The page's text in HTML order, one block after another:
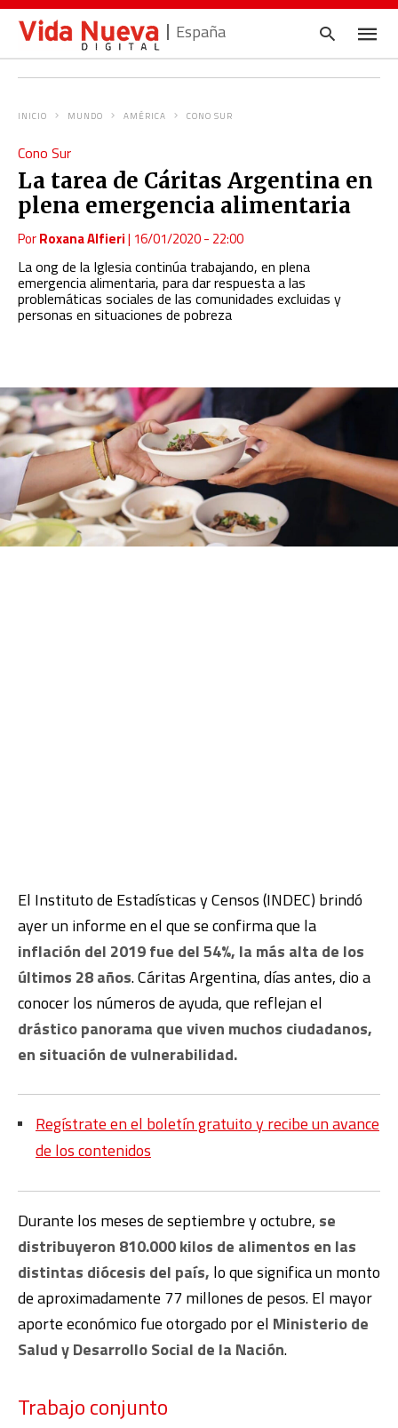
España
y
INICIO MUNDO AMÉRICA CONO SUR
Cono Sur
La tarea de Cáritas Argentina en
plena emergencia alimentaria
PorRoxana Alfieri| 16/01/2020 - 22:00
La ong de la Iglesia continúa trabajando, en plena
emergencia alimentaria, para dar respuesta a las
problemáticas sociales de las comunidades excluidas y
personas en situaciones de pobreza
El Instituto de Estadísticas y Censos (INDEC) brindó
ayer un informe en el que se confirma que la
inflación del 2019 fue del 54%, la más alta de los
últimos 28 años. Cáritas Argentina, días antes, dio a
conocer los números de ayuda, que reflejan el
drástico panorama que viven muchos ciudadanos,
en situación de vulnerabilidad.
Regístrate en el boletín gratuito y recibe un avance
de los contenidos
Durante los meses de septiembre y octubre, se
distribuyeron 810.000 kilos de alimentos en las
distintas diócesis del país, lo que significa un monto
de aproximadamente 77 millones de pesos. El mayor
aporte económico fue otorgado por el Ministerio de
Salud y Desarrollo Social de la Nación.
Trabajo conjunto